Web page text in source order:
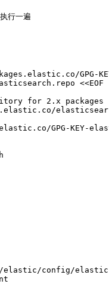
行一遍
GPG-
<<EOF
for 2.x packages
GPG-KEY-
config/